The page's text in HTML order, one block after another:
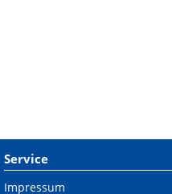
Service
Impressum